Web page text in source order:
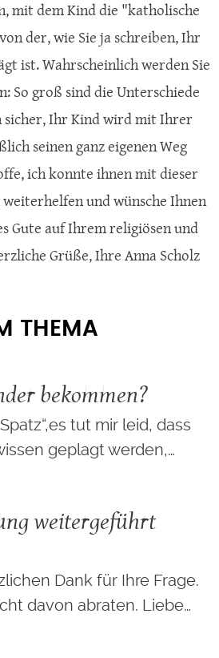
mit dem Kind die "katholische
der, wie Sie ja schreiben, Ihr
ist. Wahrscheinlich werden Sie
So groß sind die Unterschiede
sicher, Ihr Kind wird mit Ihrer
seinen ganz eigenen Weg
ich konnte ihnen mit dieser
und wünsche Ihnen
Gute auf Ihrem religiösen und
Grüße, Ihre Anna Scholz
THEMA
bekommen?
tut mir leid, dass
geplagt werden,…
weitergeführt
Dank für Ihre Frage.
davon abraten. Liebe…